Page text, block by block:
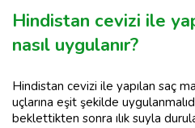
Hindistan cevizi ile
nasıl uygulanır?
Hindistan cevizi ile yapılan saç
uçlarına eşit şekilde
beklettikten sonra ılık suyla